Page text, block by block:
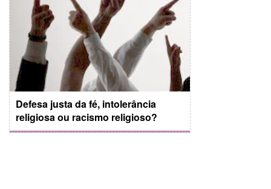
Defesa justa da fé, intolerância
religiosa ou racismo religioso?